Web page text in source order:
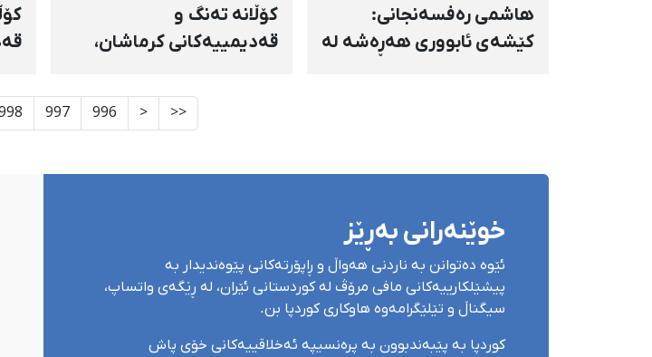
هاشمی رەفسەنجانی:
كێشەی ئابووری هەڕەشە لە
كۆڵانە تەنگ و
قەدیمییەكانی كرماشان،
<<
<
996
997
خوێنەرانی بەڕێز
ئێوە دەتوانن بە ناردنی هەواڵ و ڕاپۆرتەکانی پێوەندیدار بە
پیشێلکارییەکانی مافی مرۆڤ لە کوردستانی ئێران، لە ڕێگەی واتساپ،
سیگناڵ و تێلێگرامەوە هاوکاری کوردپا بن.
کوردپا بە پێبەندبوون بە پرەنسیپە ئەخلاقییەکانی خۆی پاش